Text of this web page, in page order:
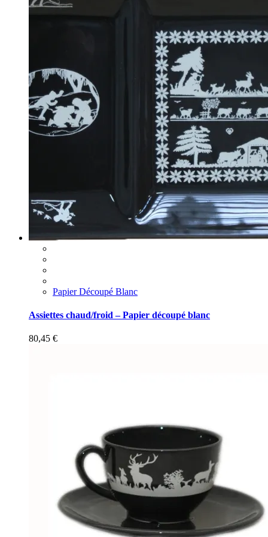
Papier Découpé Blanc
Assiettes chaud/froid – Papier découpé blanc
80,45 €